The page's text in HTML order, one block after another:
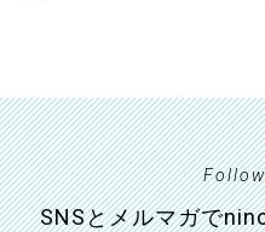
SNSとメルマガで